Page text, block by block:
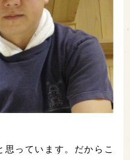
思っています。だからこ